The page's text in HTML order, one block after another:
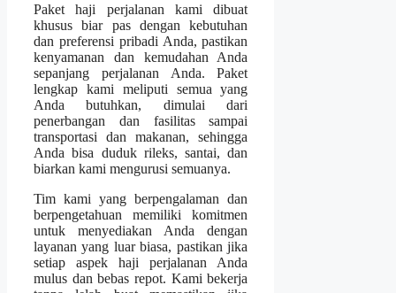
Paket haji perjalanan kami dibuat
khusus biar pas dengan kebutuhan
dan preferensi pribadi Anda, pastikan
kenyamanan dan kemudahan Anda
sepanjang perjalanan Anda. Paket
lengkap kami meliputi semua yang
Anda butuhkan, dimulai dari
penerbangan dan fasilitas sampai
transportasi dan makanan, sehingga
Anda bisa duduk rileks, santai, dan
biarkan kami mengurusi semuanya.
Tim kami yang berpengalaman dan
berpengetahuan memiliki komitmen
untuk menyediakan Anda dengan
layanan yang luar biasa, pastikan jika
setiap aspek haji perjalanan Anda
mulus dan bebas repot. Kami bekerja